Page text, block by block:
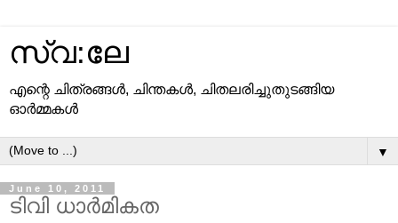
സ്വ:ലേ
എന്റെ ചിത്രങ്ങള്‍, ചിന്തകള്‍, ചിതലരിച്ചുതുടങ്ങിയ
ഓര്‍മ്മകള്‍
▼
June 10, 2011
ടിവി ധാർമികത